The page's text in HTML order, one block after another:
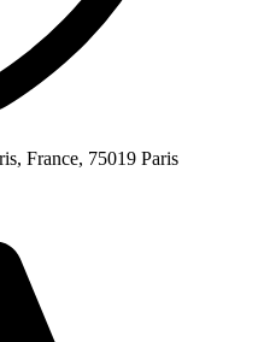
France, 75019 Paris